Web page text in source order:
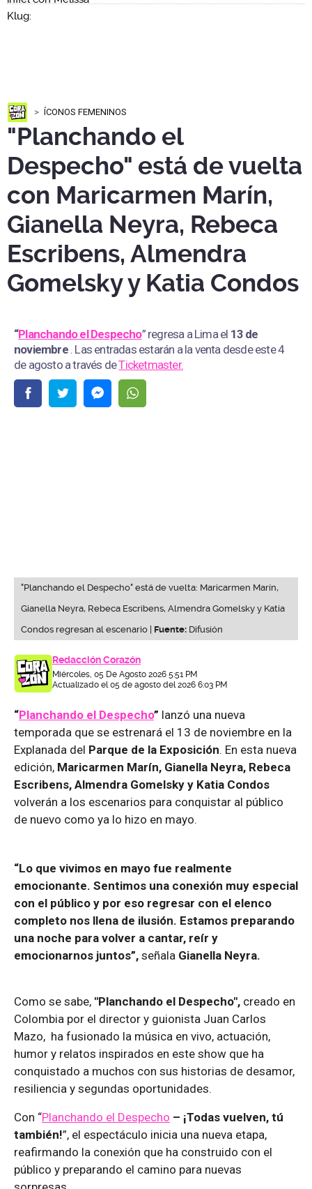
ÍCONOS FEMENINOS
"Planchando el
Despecho" está de vuelta
con Maricarmen Marín,
Gianella Neyra, Rebeca
Escribens, Almendra
Gomelsky y Katia Condos
“Planchando el Despecho” regresa a Lima el 13 de
noviembre . Las entradas estarán a la venta desde este 4
de agosto a través deTicketmaster.
"Planchando el Despecho" está de vuelta: Maricarmen Marín,
Gianella Neyra, Rebeca Escribens, Almendra Gomelsky y Katia
Condos regresan al escenario | Fuente: Difusión
Redacción Corazón
Miércoles, 05 De Agosto 2026 5:51 PM
Actualizado el 05 de agosto del 2026 6:03 PM
“Planchando el Despecho” lanzó una nueva
temporada que se estrenará el 13 de noviembre en la
Explanada del Parque de la Exposición. En esta nueva
edición, Maricarmen Marín, Gianella Neyra, Rebeca
Escribens, Almendra Gomelsky y Katia Condos
volverán a los escenarios para conquistar al público
de nuevo como ya lo hizo en mayo.
“Lo que vivimos en mayo fue realmente
emocionante. Sentimos una conexión muy especial
con el público y por eso regresar con el elenco
completo nos llena de ilusión. Estamos preparando
una noche para volver a cantar, reír y
emocionarnos juntos”, señala Gianella Neyra.
Como se sabe, "Planchando el Despecho", creado en
Colombia por el director y guionista Juan Carlos
Mazo, ha fusionado la música en vivo, actuación,
humor y relatos inspirados en este show que ha
conquistado a muchos con sus historias de desamor,
resiliencia y segundas oportunidades.
Con “Planchando el Despecho – ¡Todas vuelven, tú
también!”, el espectáculo inicia una nueva etapa,
reafirmando la conexión que ha construido con el
público y preparando el camino para nuevas